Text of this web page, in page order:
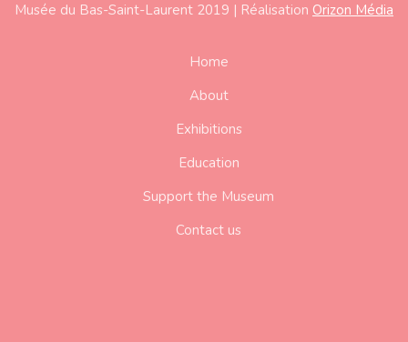
Musée du Bas-Saint-Laurent 2019 | Réalisation Orizon Média
Home
About
Exhibitions
Education
Support the Museum
Contact us